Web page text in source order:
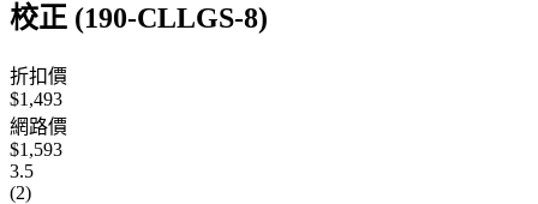
校正 (190-CLLGS-8)
折扣價
$1,493
網路價
$1,593
3.5
(2)